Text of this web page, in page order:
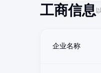
工商信息
企业名称